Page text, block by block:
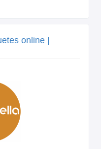
online |